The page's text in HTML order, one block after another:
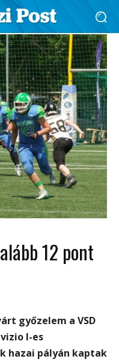
12 pont
győzelem a VSD
I-es
hazai pályán kaptak